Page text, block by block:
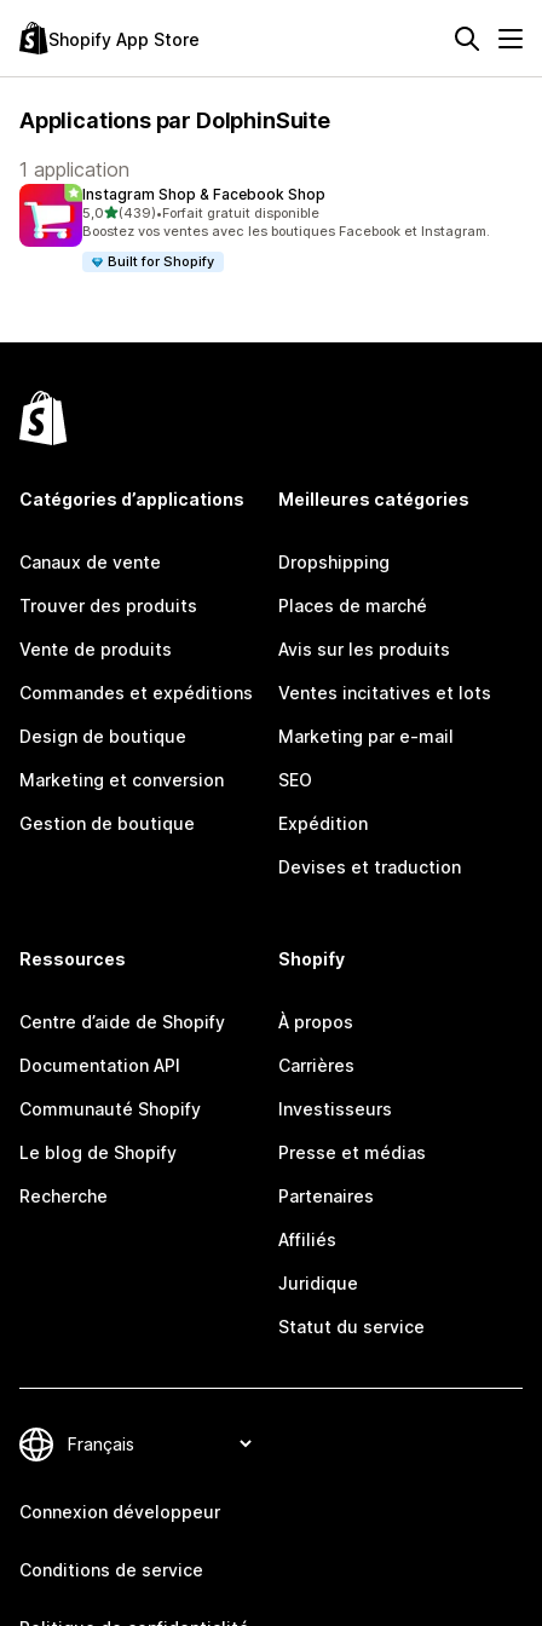
Shopify App Store
Applications par DolphinSuite
1 application
Instagram Shop & Facebook Shop
5,0étoile(s) sur 5
(439)
439 avis au total
•Forfait gratuit disponible
Boostez vos ventes avec les boutiques Facebook et Instagram.
Built for Shopify
Catégories d’applications
Canaux de vente
Trouver des produits
Vente de produits
Commandes et expéditions
Design de boutique
Marketing et conversion
Gestion de boutique
Meilleures catégories
Dropshipping
Places de marché
Avis sur les produits
Ventes incitatives et lots
Marketing par e-mail
SEO
Expédition
Devises et traduction
Ressources
Centre d’aide de Shopify
Documentation API
Communauté Shopify
Le blog de Shopify
Recherche
Shopify
À propos
Carrières
Investisseurs
Presse et médias
Partenaires
Affiliés
Juridique
Statut du service
Connexion développeur
Conditions de service